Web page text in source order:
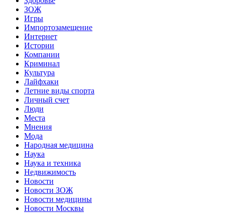
ЗОЖ
Игры
Импортозамещение
Интернет
Истории
Компании
Криминал
Культура
Лайфхаки
Летние виды спорта
Личный счет
Люди
Места
Мнения
Мода
Народная медицина
Наука
Наука и техника
Недвижимость
Новости
Новости ЗОЖ
Новости медицины
Новости Москвы